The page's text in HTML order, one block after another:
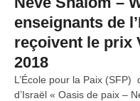
enseignants de
reçoivent le prix
2018
L’École pour la Paix (SFP)
d’Israël « Oasis de paix –